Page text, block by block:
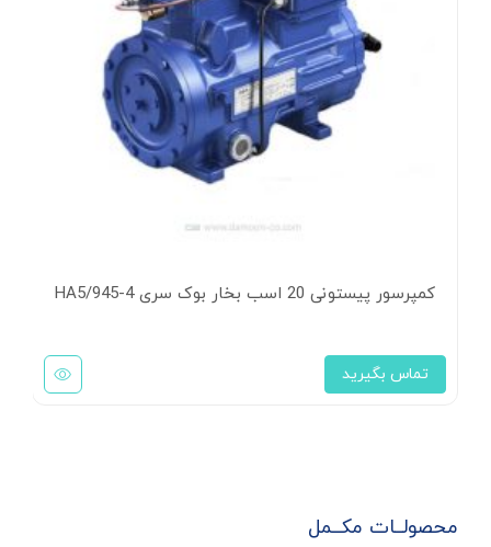
کمپرسور پیستونی 20 اسب بخار بوک سری HA5/945-4
تماس بگیرید
محصولــات مکــمل